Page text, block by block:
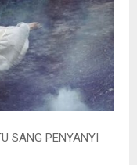
SANG PENYANYI